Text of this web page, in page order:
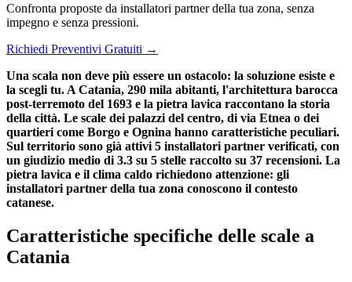
Confronta proposte da installatori partner della tua zona, senza
impegno e senza pressioni.
Richiedi Preventivi Gratuiti →
Una scala non deve più essere un ostacolo: la soluzione esiste e
la scegli tu. A Catania, 290 mila abitanti, l'architettura barocca
post-terremoto del 1693 e la pietra lavica raccontano la storia
della città. Le scale dei palazzi del centro, di via Etnea o dei
quartieri come Borgo e Ognina hanno caratteristiche peculiari.
Sul territorio sono già attivi 5 installatori partner verificati, con
un giudizio medio di 3.3 su 5 stelle raccolto su 37 recensioni. La
pietra lavica e il clima caldo richiedono attenzione: gli
installatori partner della tua zona conoscono il contesto
catanese.
Caratteristiche specifiche delle scale a
Catania